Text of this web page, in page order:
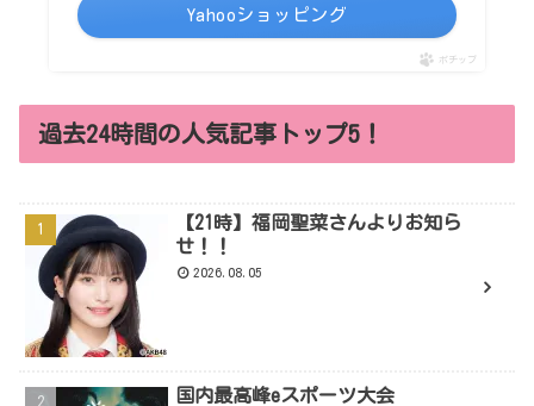
Yahooショッピング
ポチップ
過去24時間の人気記事トップ5！
【21時】福岡聖菜さんよりお知ら
せ！！
2026.08.05
国内最高峰eスポーツ大会